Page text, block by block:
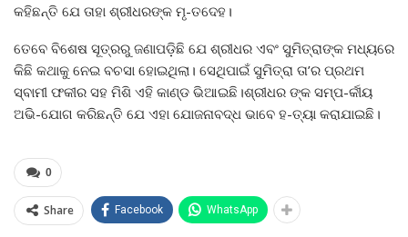
କହିଛନ୍ତି ଯେ ତାହା ଶ୍ରୀଧରଙ୍କ ମୃ-ତଦେହ।
ତେବେ ବିଶେଷ ସୂତ୍ରରୁ ଜଣାପଡ଼ିଛି ଯେ ଶ୍ରୀଧର ଏବଂ ସୁମିତ୍ରାଙ୍କ ମଧ୍ୟରେ
କିଛି କଥାକୁ ନେଇ ବଚସା ହୋଇଥିଲା। ସେଥିପାଇଁ ସୁମିତ୍ରା ତା’ର ପ୍ରଥମ
ସ୍ବାମୀ ଫକୀର ସହ ମିଶି ଏହି କାଣ୍ଡ ଭିଆଇଛି।ଶ୍ରୀଧର ଙ୍କ ସମ୍ପ-ର୍କୀୟ
ଅଭି-ଯୋଗ କରିଛନ୍ତି ଯେ ଏହା ଯୋଜନାବଦ୍ଧ ଭାବେ ହ-ତ୍ୟା କରାଯାଇଛି।
0
Share Facebook WhatsApp